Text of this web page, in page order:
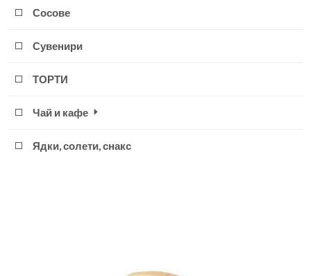
Сосове
Сувенири
ТОРТИ
Чай и кафе
Ядки, солети, снакс